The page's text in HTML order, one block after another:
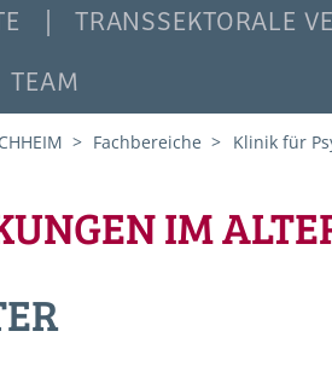
TRANSSEKTORALE
TEAM
Fachbereiche Klinik für
IM